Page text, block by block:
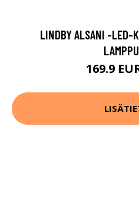
LINDBY ALSANI -LED-
169.9